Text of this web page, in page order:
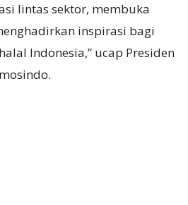
lintas sektor, membuka
inspirasi bagi
Indonesia,” ucap Presiden